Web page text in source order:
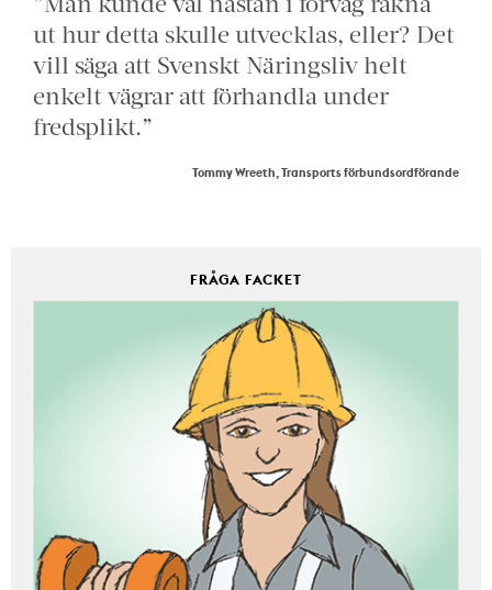
ut hur detta skulle utvecklas, eller? Det
vill säga att Svenskt Näringsliv helt
enkelt vägrar att förhandla under
fredsplikt.”
Tommy Wreeth, Transports förbundsordförande
FRÅGA FACKET